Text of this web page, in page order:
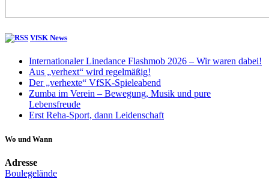
VfSK News
Internationaler Linedance Flashmob 2026 – Wir waren dabei!
Aus „verhext“ wird regelmäßig!
Der „verhexte“ VfSK-Spieleabend
Zumba im Verein – Bewegung, Musik und pure
Lebensfreude
Erst Reha-Sport, dann Leidenschaft
Wo und Wann
Adresse
Boulegelände